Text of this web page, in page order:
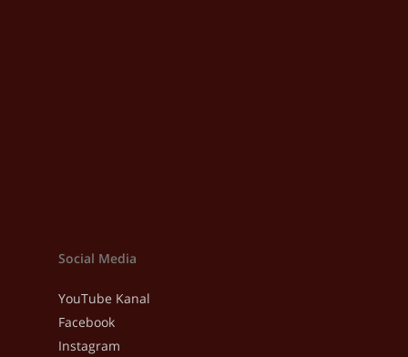
Social Media
YouTube Kanal
Facebook
Instagram